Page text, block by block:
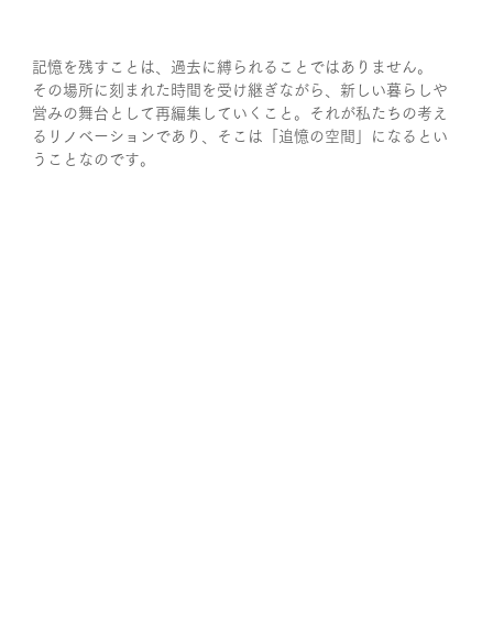
記憶を残すことは、過去に縛られることではありません。
その場所に刻まれた時間を受け継ぎながら、新しい暮らしや
営みの舞台として再編集していくこと。それが私たちの考え
るリノベーションであり、そこは「追憶の空間」になるとい
うことなのです。